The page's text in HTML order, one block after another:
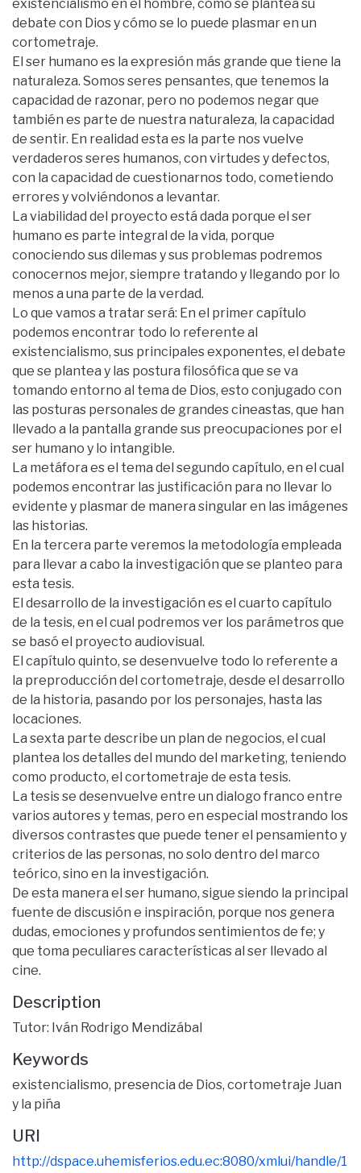
existencialismo en el hombre, cómo se plantea su
debate con Dios y cómo se lo puede plasmar en un
cortometraje.
El ser humano es la expresión más grande que tiene la
naturaleza. Somos seres pensantes, que tenemos la
capacidad de razonar, pero no podemos negar que
también es parte de nuestra naturaleza, la capacidad
de sentir. En realidad esta es la parte nos vuelve
verdaderos seres humanos, con virtudes y defectos,
con la capacidad de cuestionarnos todo, cometiendo
errores y volviéndonos a levantar.
La viabilidad del proyecto está dada porque el ser
humano es parte integral de la vida, porque
conociendo sus dilemas y sus problemas podremos
conocernos mejor, siempre tratando y llegando por lo
menos a una parte de la verdad.
Lo que vamos a tratar será: En el primer capítulo
podemos encontrar todo lo referente al
existencialismo, sus principales exponentes, el debate
que se plantea y las postura filosófica que se va
tomando entorno al tema de Dios, esto conjugado con
las posturas personales de grandes cineastas, que han
llevado a la pantalla grande sus preocupaciones por el
ser humano y lo intangible.
La metáfora es el tema del segundo capítulo, en el cual
podemos encontrar las justificación para no llevar lo
evidente y plasmar de manera singular en las imágenes
las historias.
En la tercera parte veremos la metodología empleada
para llevar a cabo la investigación que se planteo para
esta tesis.
El desarrollo de la investigación es el cuarto capítulo
de la tesis, en el cual podremos ver los parámetros que
se basó el proyecto audiovisual.
El capítulo quinto, se desenvuelve todo lo referente a
la preproducción del cortometraje, desde el desarrollo
de la historia, pasando por los personajes, hasta las
locaciones.
La sexta parte describe un plan de negocios, el cual
plantea los detalles del mundo del marketing, teniendo
como producto, el cortometraje de esta tesis.
La tesis se desenvuelve entre un dialogo franco entre
varios autores y temas, pero en especial mostrando los
diversos contrastes que puede tener el pensamiento y
criterios de las personas, no solo dentro del marco
teórico, sino en la investigación.
De esta manera el ser humano, sigue siendo la principal
fuente de discusión e inspiración, porque nos genera
dudas, emociones y profundos sentimientos de fe; y
que toma peculiares características al ser llevado al
cine.
Description
Tutor: Iván Rodrigo Mendizábal
Keywords
existencialismo, presencia de Dios, cortometraje Juan
y la piña
URI
http://dspace.uhemisferios.edu.ec:8080/xmlui/handle/1